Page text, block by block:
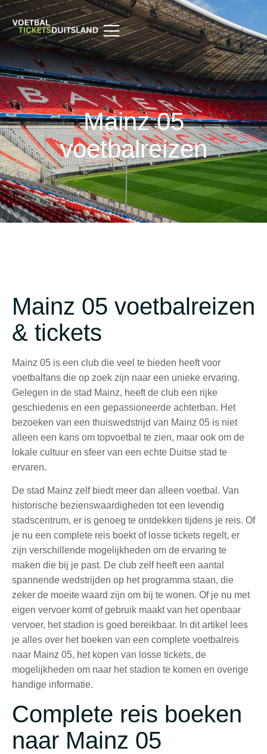
Mainz 05
voetbalreizen
Mainz 05 voetbalreizen
& tickets
Mainz 05 is een club die veel te bieden heeft voor
voetbalfans die op zoek zijn naar een unieke ervaring.
Gelegen in de stad Mainz, heeft de club een rijke
geschiedenis en een gepassioneerde achterban. Het
bezoeken van een thuiswedstrijd van Mainz 05 is niet
alleen een kans om topvoetbal te zien, maar ook om de
lokale cultuur en sfeer van een echte Duitse stad te
ervaren.
De stad Mainz zelf biedt meer dan alleen voetbal. Van
historische bezienswaardigheden tot een levendig
stadscentrum, er is genoeg te ontdekken tijdens je reis. Of
je nu een complete reis boekt of losse tickets regelt, er
zijn verschillende mogelijkheden om de ervaring te
maken die bij je past. De club zelf heeft een aantal
spannende wedstrijden op het programma staan, die
zeker de moeite waard zijn om bij te wonen. Of je nu met
eigen vervoer komt of gebruik maakt van het openbaar
vervoer, het stadion is goed bereikbaar. In dit artikel lees
je alles over het boeken van een complete voetbalreis
naar Mainz 05, het kopen van losse tickets, de
mogelijkheden om naar het stadion te komen en overige
handige informatie.
Complete reis boeken
naar Mainz 05